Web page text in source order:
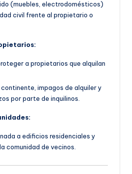
(muebles, electrodomésticos)
civil frente al propietario o
a propietarios que alquilan
impagos de alquiler y
por parte de inquilinos.
a edificios residenciales y
comunidad de vecinos.